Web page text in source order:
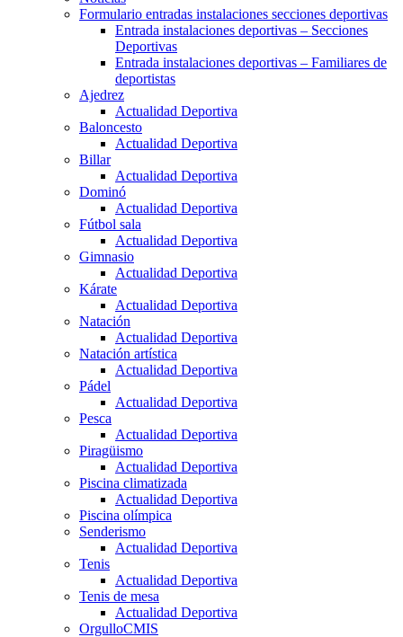
Formulario entradas instalaciones secciones deportivas
Entrada instalaciones deportivas – Secciones
Deportivas
Entrada instalaciones deportivas – Familiares de
deportistas
Ajedrez
Actualidad Deportiva
Baloncesto
Actualidad Deportiva
Billar
Actualidad Deportiva
Dominó
Actualidad Deportiva
Fútbol sala
Actualidad Deportiva
Gimnasio
Actualidad Deportiva
Kárate
Actualidad Deportiva
Natación
Actualidad Deportiva
Natación artística
Actualidad Deportiva
Pádel
Actualidad Deportiva
Pesca
Actualidad Deportiva
Piragüismo
Actualidad Deportiva
Piscina climatizada
Actualidad Deportiva
Piscina olímpica
Senderismo
Actualidad Deportiva
Tenis
Actualidad Deportiva
Tenis de mesa
Actualidad Deportiva
OrgulloCMIS